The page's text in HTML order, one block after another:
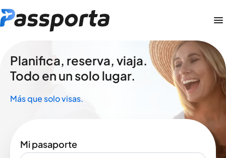
Planifica, reserva, viaja.
Todo en un solo lugar.
Más que solo visas.
Mi pasaporte